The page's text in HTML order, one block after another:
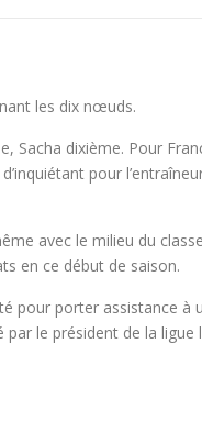
les dix nœuds.
Sacha dixième. Pour
pour
avec le milieu du
en ce début de saison.
pour porter assistance à
le président de la ligue